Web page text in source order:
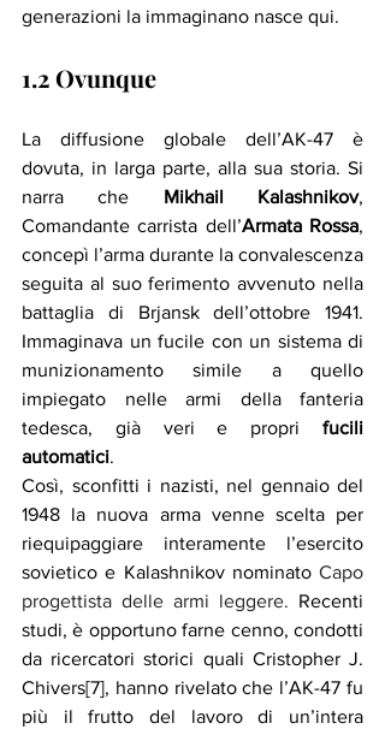
generazioni la immaginano nasce qui.
1.2 Ovunque
La diffusione globale dell’AK-47 è
dovuta, in larga parte, alla sua storia. Si
narra che Mikhail Kalashnikov,
Comandante carrista dell’Armata Rossa,
concepì l’arma durante la convalescenza
seguita al suo ferimento avvenuto nella
battaglia di Brjansk dell’ottobre 1941.
Immaginava un fucile con un sistema di
munizionamento simile a quello
impiegato nelle armi della fanteria
tedesca, già veri e propri fucili
automatici.
Così, sconfitti i nazisti, nel gennaio del
1948 la nuova arma venne scelta per
riequipaggiare interamente l’esercito
sovietico e Kalashnikov nominato Capo
progettista delle armi leggere. Recenti
studi, è opportuno farne cenno, condotti
da ricercatori storici quali Cristopher J.
Chivers[7], hanno rivelato che l’AK-47 fu
più il frutto del lavoro di un’intera